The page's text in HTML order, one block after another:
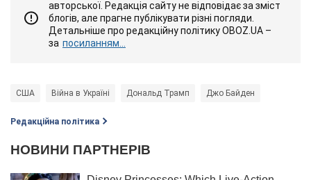
авторської. Редакція сайту не відповідає за зміст
блогів, але прагне публікувати різні погляди.
Детальніше про редакційну політику OBOZ.UA –
за посиланням...
США Війна в Україні Дональд Трамп Джо Байден
Редакційна політика